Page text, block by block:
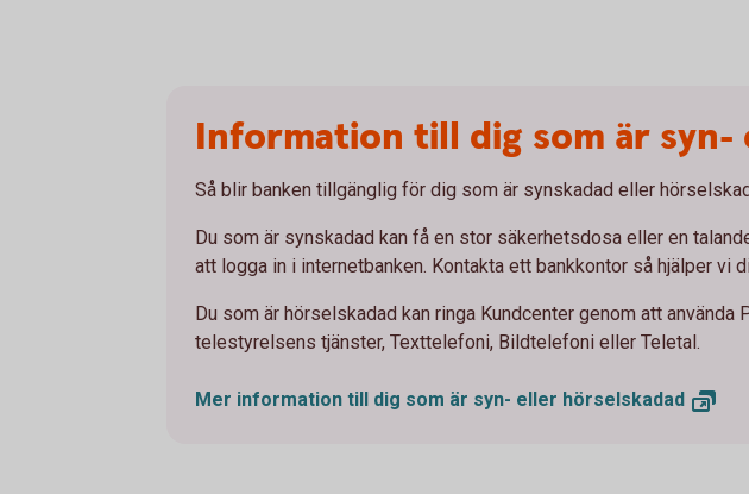
Information till dig som är syn-
Så blir banken tillgänglig för dig som är synskadad eller
Du som är synskadad kan få en stor säkerhetsdosa eller en
att logga in i internetbanken. Kontakta ett bankkontor så hjälper vi
Du som är hörselskadad kan ringa Kundcenter genom att använda
telestyrelsens tjänster, Texttelefoni, Bildtelefoni eller Teletal.
Mer information till dig som är syn- eller hörselskadad